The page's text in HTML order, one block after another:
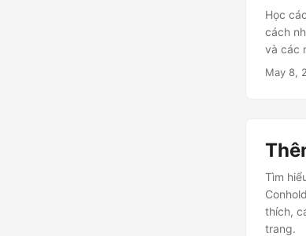
Học
cách
và các
May 8,
Tìm
thích,
trang.